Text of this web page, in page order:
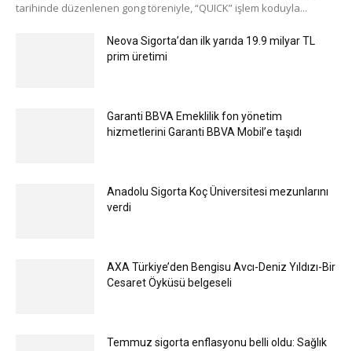
tarihinde düzenlenen gong töreniyle, “QUICK” işlem koduyla...
Neova Sigorta’dan ilk yarıda 19.9 milyar TL
prim üretimi
Garanti BBVA Emeklilik fon yönetim
hizmetlerini Garanti BBVA Mobil’e taşıdı
Anadolu Sigorta Koç Üniversitesi mezunlarını
verdi
AXA Türkiye’den Bengisu Avcı-Deniz Yıldızı-Bir
Cesaret Öyküsü belgeseli
Temmuz sigorta enflasyonu belli oldu: Sağlık